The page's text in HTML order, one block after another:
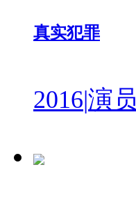
真实犯罪
2016|演员